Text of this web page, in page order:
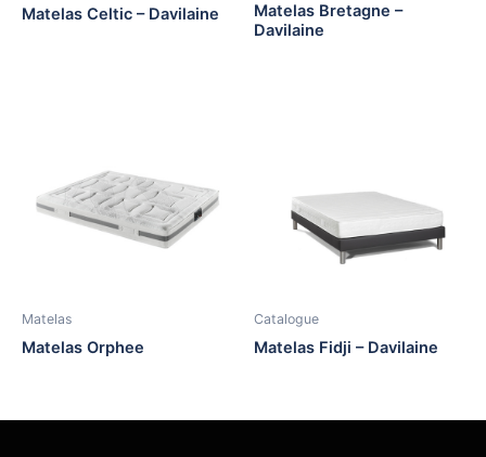
Matelas Celtic – Davilaine
Matelas Bretagne –
Davilaine
Matelas
Matelas Orphee
Catalogue
Matelas Fidji – Davilaine